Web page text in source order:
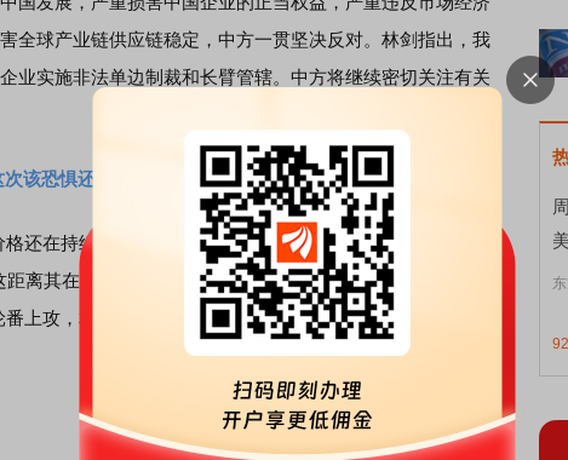
全球产业链供应链稳定，中方一贯坚决反对。林剑指出，我
业实施非法单边制裁和长臂管辖。中方将继续密切关注有关
该恐惧还是贪婪？
还在持续狂飙，且以更快速度创出新高。截至最新，国际黄
离其在3月20日突破2220美元点位尚不足10天。同时，3月29
上攻，相关黄金主题类ETF当天涨逾4%，成为当天最“靓”的
92